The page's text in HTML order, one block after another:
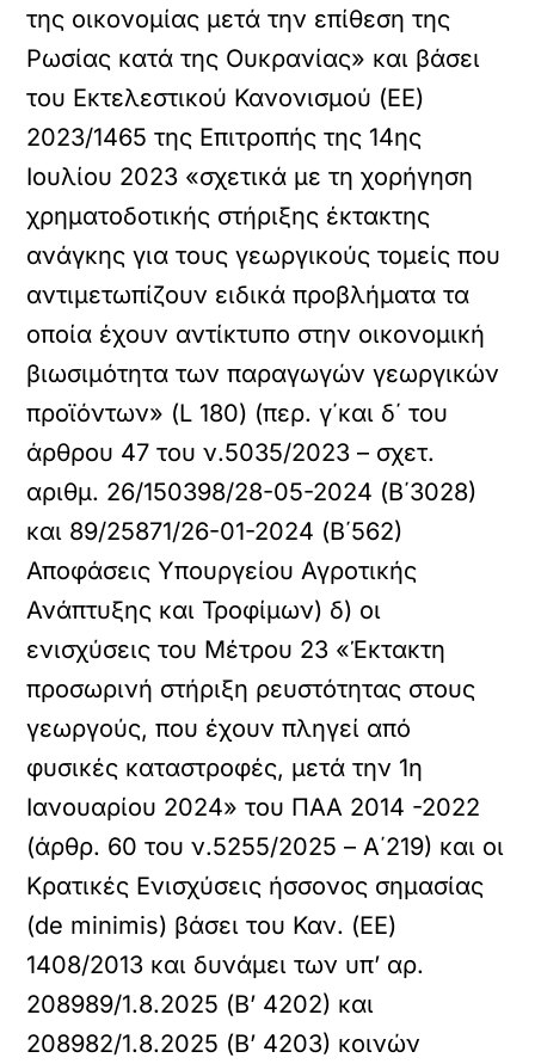
της οικονομίας μετά την επίθεση της
Ρωσίας κατά της Ουκρανίας» και βάσει
του Εκτελεστικού Κανονισμού (ΕΕ)
2023/1465 της Επιτροπής της 14ης
Ιουλίου 2023 «σχετικά με τη χορήγηση
χρηματοδοτικής στήριξης έκτακτης
ανάγκης για τους γεωργικούς τομείς που
αντιμετωπίζουν ειδικά προβλήματα τα
οποία έχουν αντίκτυπο στην οικονομική
βιωσιμότητα των παραγωγών γεωργικών
προϊόντων» (L 180) (περ. γ΄και δ΄ του
άρθρου 47 του ν.5035/2023 – σχετ.
αριθμ. 26/150398/28-05-2024 (B΄3028)
και 89/25871/26-01-2024 (B΄562)
Αποφάσεις Υπουργείου Αγροτικής
Ανάπτυξης και Τροφίμων) δ) οι
ενισχύσεις του Μέτρου 23 «Έκτακτη
προσωρινή στήριξη ρευστότητας στους
γεωργούς, που έχουν πληγεί από
φυσικές καταστροφές, μετά την 1η
Ιανουαρίου 2024» του ΠΑΑ 2014 -2022
(άρθρ. 60 του ν.5255/2025 – Α΄219) και οι
Κρατικές Ενισχύσεις ήσσονος σημασίας
(de minimis) βάσει του Καν. (ΕΕ)
1408/2013 και δυνάμει των υπ’ αρ.
208989/1.8.2025 (Β’ 4202) και
208982/1.8.2025 (Β’ 4203) κοινών